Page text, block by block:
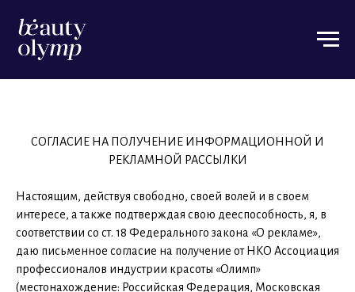
СОГЛАСИЕ НА ПОЛУЧЕНИЕ ИНФОРМАЦИОННОЙ И
РЕКЛАМНОЙ РАССЫЛКИ
Настоящим, действуя свободно, своей волей и в своем
интересе, а также подтверждая свою дееспособность, я, в
соответствии со ст. 18 Федерального закона «О рекламе»,
даю письменное согласие на получение от НКО Ассоциация
профессионалов индустрии красоты «Олимп»
(местонахождение: Российская Федерация, Московская